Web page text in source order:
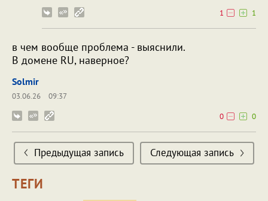
1
1
в чем вообще проблема - выяснили.
В домене RU, наверное?
Solmir
03.06.26
09:37
0
0
Предыдущая запись Следующая запись
ТЕГИ